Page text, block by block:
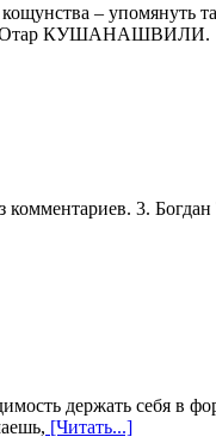
– упомянуть
Отар КУШАНАШВИЛИ.
комментариев. 3.
держать
[Читать...]